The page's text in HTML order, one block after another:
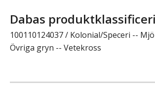
Dabas
100110124037 / Kolonial/Speceri --
Övriga gryn -- Vetekross